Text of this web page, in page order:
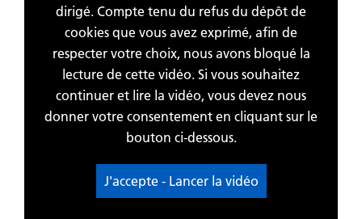
dirigé. Compte tenu du refus du dépôt de
cookies que vous avez exprimé, afin de
respecter votre choix, nous avons bloqué la
lecture de cette vidéo. Si vous souhaitez
continuer et lire la vidéo, vous devez nous
donner votre consentement en cliquant sur le
bouton ci-dessous.
J'accepte - Lancer la vidéo